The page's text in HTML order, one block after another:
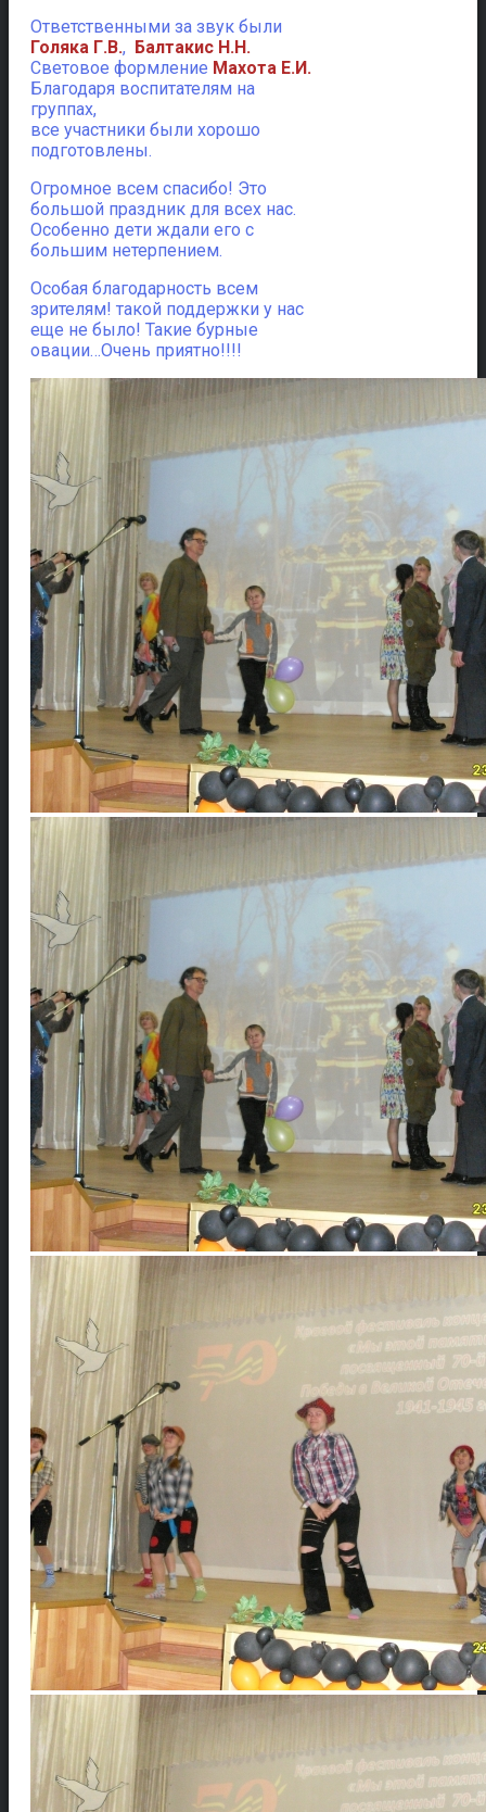
Ответственными за звук были
Голяка Г.В., Балтакис Н.Н.
Световое формление Махота Е.И.
Благодаря воспитателям на
группах,
все участники были хорошо
подготовлены.
Огромное всем спасибо! Это
большой праздник для всех нас.
Особенно дети ждали его с
большим нетерпением.
Особая благодарность всем
зрителям! такой поддержки у нас
еще не было! Такие бурные
овации…Очень приятно!!!!